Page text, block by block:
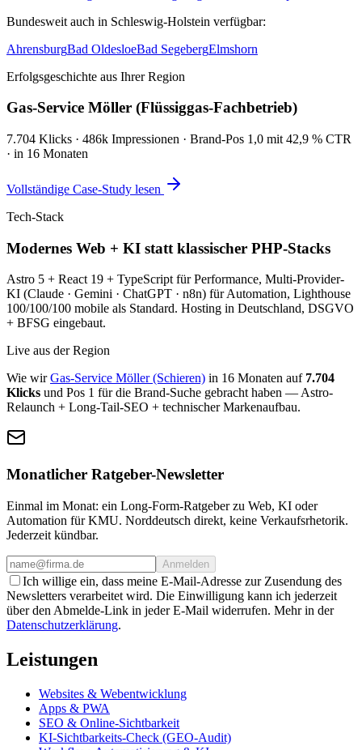
Bundesweit auch in Schleswig-Holstein verfügbar:
AhrensburgBad OldesloeBad SegebergElmshorn
Erfolgsgeschichte aus Ihrer Region
Gas-Service Möller (Flüssiggas-Fachbetrieb)
7.704 Klicks · 486k Impressionen · Brand-Pos 1,0 mit 42,9 % CTR
· in 16 Monaten
Vollständige Case-Study lesen
Tech-Stack
Modernes Web + KI statt klassischer PHP-Stacks
Astro 5 + React 19 + TypeScript für Performance, Multi-Provider-
KI (Claude · Gemini · ChatGPT · n8n) für Automation, Lighthouse
100/100/100 mobile als Standard. Hosting in Deutschland, DSGVO
+ BFSG eingebaut.
Live aus der Region
Wie wirGas-Service Möller (Schieren) in 16 Monaten auf 7.704
Klicks und Pos 1 für die Brand-Suche gebracht haben — Astro-
Relaunch + Long-Tail-SEO + technischer Markenaufbau.
Monatlicher Ratgeber-Newsletter
Einmal im Monat: ein Long-Form-Ratgeber zu Web, KI oder
Automation für KMU. Norddeutsch direkt, keine Verkaufsrhetorik.
Jederzeit kündbar.
Anmelden
Ich willige ein, dass meine E-Mail-Adresse zur Zusendung des
Newsletters verarbeitet wird. Die Einwilligung kann ich jederzeit
über den Abmelde-Link in jeder E-Mail widerrufen. Mehr in der
Datenschutzerklärung.
Leistungen
Websites & Webentwicklung
Apps & PWA
SEO & Online-Sichtbarkeit
KI-Sichtbarkeits-Check (GEO-Audit)